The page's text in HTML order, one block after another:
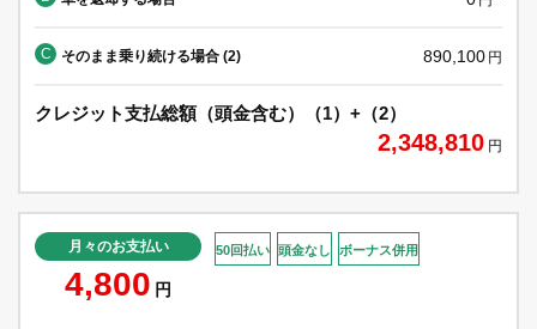
C そのまま乗り続ける場合 (2) 890,100 円
クレジット支払総額（頭金含む）（1）+（2）
2,348,810 円
月々のお支払い
4,800 円
50回払い 頭金なし ボーナス併用